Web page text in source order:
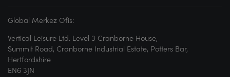
Global Merkez Ofis:
Vertical Leisure Ltd. Level 3 Cranborne House,
Summit Road, Cranborne Industrial Estate, Potters Bar,
Hertfordshire
EN6 3JN